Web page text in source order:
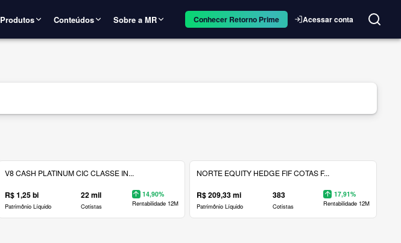
Produtos Conteúdos Sobre a MR Conhecer Retorno Prime Acessar conta
V8 CASH PLATINUM CIC CLASSE IN...
R$ 1,25 bi
Patrimônio Líquido
22 mil
Cotistas
14,90%
Rentabilidade 12M
NORTE EQUITY HEDGE FIF COTAS F...
R$ 209,33 mi
Patrimônio Líquido
383
Cotistas
17,91%
Rentabilidade 12M